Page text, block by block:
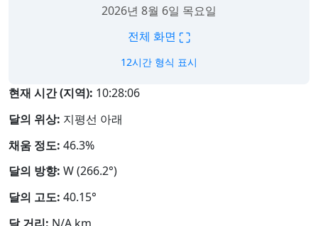
2026년 8월 6일 목요일
전체 화면 ⛶
12시간 형식 표시
현재 시간 (지역): 10:28:07
달의 위상: 지평선 아래
채움 정도: 46.3%
달의 방향: W (266.2°)
달의 고도: 40.15°